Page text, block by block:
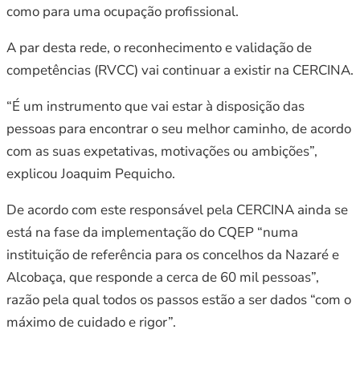
como para uma ocupação profissional.
A par desta rede, o reconhecimento e validação de
competências (RVCC) vai continuar a existir na CERCINA.
“É um instrumento que vai estar à disposição das
pessoas para encontrar o seu melhor caminho, de acordo
com as suas expetativas, motivações ou ambições”,
explicou Joaquim Pequicho.
De acordo com este responsável pela CERCINA ainda se
está na fase da implementação do CQEP “numa
instituição de referência para os concelhos da Nazaré e
Alcobaça, que responde a cerca de 60 mil pessoas”,
razão pela qual todos os passos estão a ser dados “com o
máximo de cuidado e rigor”.